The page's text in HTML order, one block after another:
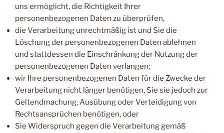
uns ermöglicht, die Richtigkeit Ihrer
personenbezogenen Daten zu überprüfen,
die Verarbeitung unrechtmäßig ist und Sie die
Löschung der personenbezogenen Daten ablehnen
und stattdessen die Einschränkung der Nutzung der
personenbezogenen Daten verlangen;
wir Ihre personenbezogenen Daten für die Zwecke der
Verarbeitung nicht länger benötigen, Sie sie jedoch zur
Geltendmachung, Ausübung oder Verteidigung von
Rechtsansprüchen benötigen, oder
Sie Widerspruch gegen die Verarbeitung gemäß